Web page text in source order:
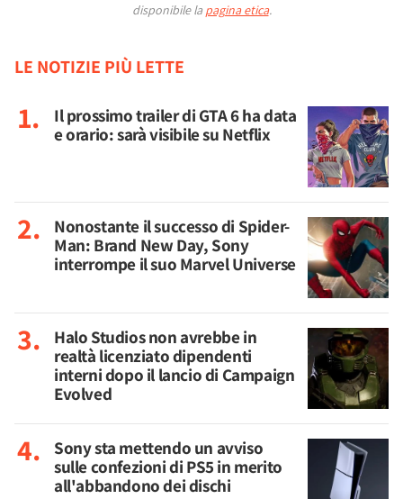
disponibile la pagina etica.
LE NOTIZIE PIÙ LETTE
Il prossimo trailer di GTA 6 ha data
e orario: sarà visibile su Netflix
Nonostante il successo di Spider-
Man: Brand New Day, Sony
interrompe il suo Marvel Universe
Halo Studios non avrebbe in
realtà licenziato dipendenti
interni dopo il lancio di Campaign
Evolved
Sony sta mettendo un avviso
sulle confezioni di PS5 in merito
all'abbandono dei dischi